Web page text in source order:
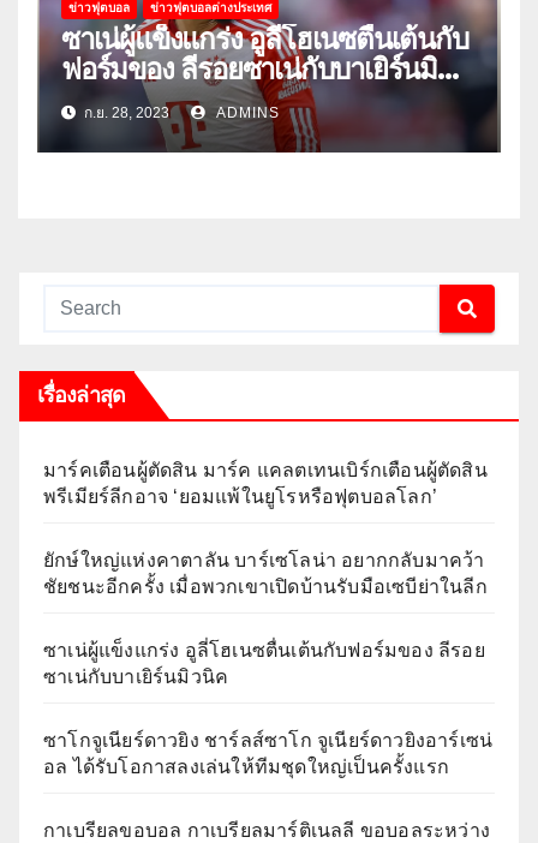
ข่าวฟุตบอล ข่าวฟุตบอลต่างประเทศ
ซาเน่ผู้แข็งแกร่ง อูลี่โฮเนซตื่นเต้นกับ
ฟอร์มของ ลีรอยซาเน่กับบาเยิร์นมิ
วนิคก.ย. 28, 2023 ADMINS
เรื่องล่าสุด
มาร์คเตือนผู้ตัดสิน มาร์ค แคลตเทนเบิร์กเตือนผู้ตัดสิน
พรีเมียร์ลีกอาจ ‘ยอมแพ้ในยูโรหรือฟุตบอลโลก’
ยักษ์ใหญ่แห่งคาตาลัน บาร์เซโลน่า อยากกลับมาคว้า
ชัยชนะอีกครั้ง เมื่อพวกเขาเปิดบ้านรับมือเซบีย่าในลีก
ซาเน่ผู้แข็งแกร่ง อูลี่โฮเนซตื่นเต้นกับฟอร์มของ ลีรอย
ซาเน่กับบาเยิร์นมิวนิค
ซาโกจูเนียร์ดาวยิง ชาร์ลส์ซาโก จูเนียร์ดาวยิงอาร์เซน่
อล ได้รับโอกาสลงเล่นให้ทีมชุดใหญ่เป็นครั้งแรก
กาเบรียลขอบอล กาเบรียลมาร์ติเนลลี ขอบอลระหว่าง